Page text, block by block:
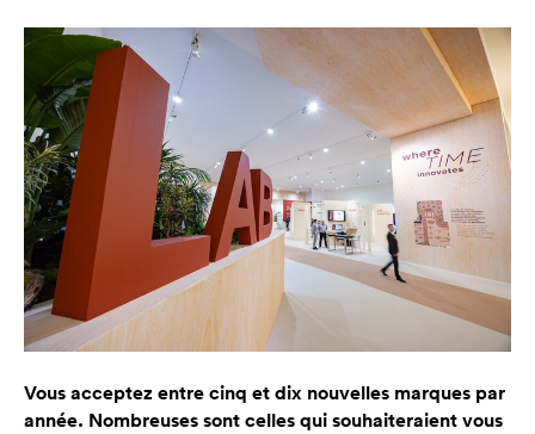
Vous acceptez entre cinq et dix nouvelles marques par
année. Nombreuses sont celles qui souhaiteraient vous